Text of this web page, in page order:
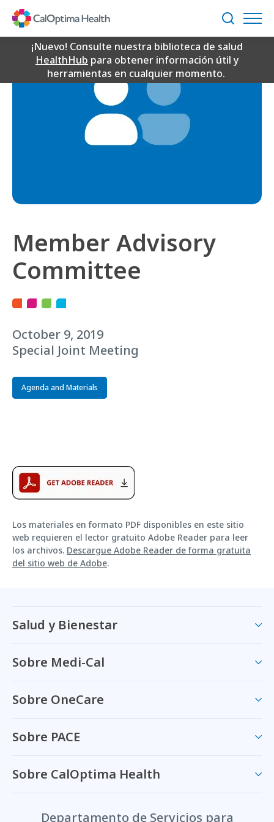
Content
Buscar
¡Nuevo! Consulte nuestra biblioteca de salud
HealthHub para obtener información útil y
herramientas en cualquier momento.
Member Advisory
Committee
October 9, 2019
Special Joint Meeting
Agenda and Materials
Los materiales en formato PDF disponibles en este sitio
web requieren el lector gratuito Adobe Reader para leer
los archivos. Descargue Adobe Reader de forma gratuita
del sitio web de Adobe.
Salud y Bienestar
Sobre Medi-Cal
Sobre OneCare
Sobre PACE
Sobre CalOptima Health
Departamento de Servicios para